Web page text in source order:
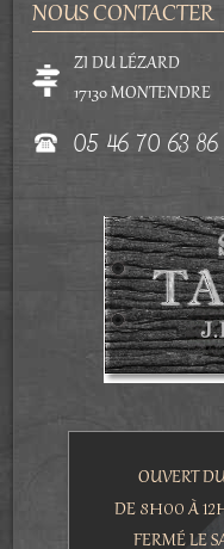
NOUS CONTACTER
ZI DU LÉZARD
17130 MONTENDRE
05 46 70 63 86
OUVERT
DE 8H00 À
FERMÉ LE